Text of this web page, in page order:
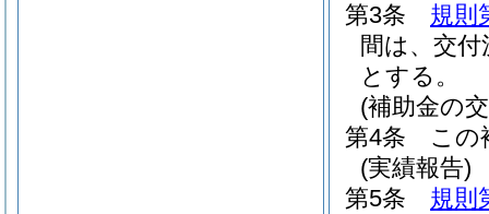
第3条
規則
間は、交
とする。
(補助金の
第4条
この
(実績報告)
第5条
規則